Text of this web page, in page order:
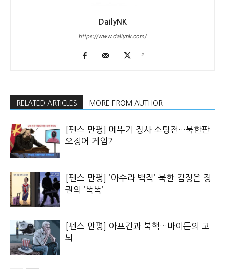
DailyNK
https://www.dailynk.com/
RELATED ARTICLES MORE FROM AUTHOR
[펜스 만평] 메뚜기 장사 소탕전…북한판
오징어 게임?
[펜스 만평] ‘아수라 백작’ 북한 김정은 정
권의 ‘똑똑’
[펜스 만평] 아프간과 북핵…바이든의 고
뇌